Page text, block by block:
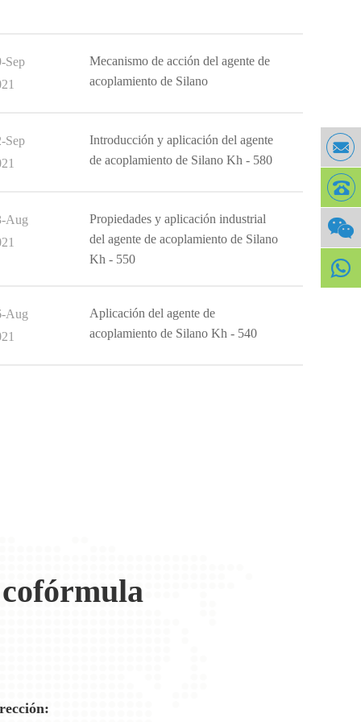
Sep
Mecanismo de acción del agente de
acoplamiento de Silano
Sep
Introducción y aplicación del agente
de acoplamiento de Silano Kh - 580
Aug
Propiedades y aplicación industrial
del agente de acoplamiento de Silano
Kh - 550
Aug
Aplicación del agente de
acoplamiento de Silano Kh - 540
cofórmula